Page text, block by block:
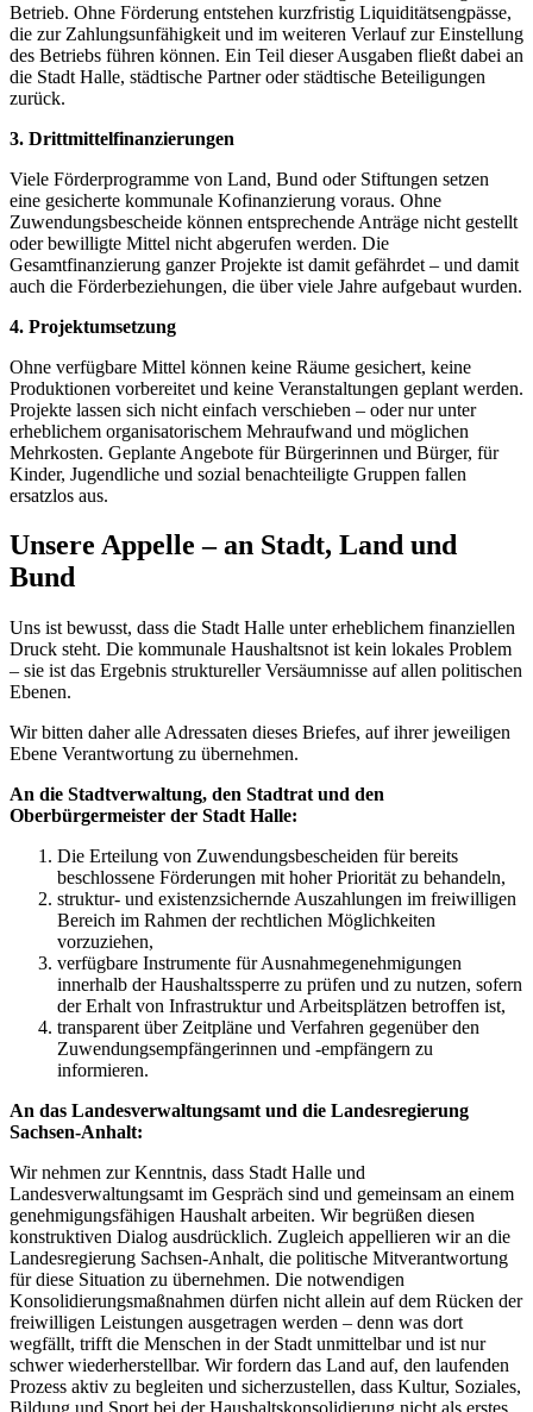
Betrieb. Ohne Förderung entstehen kurzfristig Liquiditätsengpässe,
die zur Zahlungsunfähigkeit und im weiteren Verlauf zur Einstellung
des Betriebs führen können. Ein Teil dieser Ausgaben fließt dabei an
die Stadt Halle, städtische Partner oder städtische Beteiligungen
zurück.
3. Drittmittelfinanzierungen
Viele Förderprogramme von Land, Bund oder Stiftungen setzen
eine gesicherte kommunale Kofinanzierung voraus. Ohne
Zuwendungsbescheide können entsprechende Anträge nicht gestellt
oder bewilligte Mittel nicht abgerufen werden. Die
Gesamtfinanzierung ganzer Projekte ist damit gefährdet – und damit
auch die Förderbeziehungen, die über viele Jahre aufgebaut wurden.
4. Projektumsetzung
Ohne verfügbare Mittel können keine Räume gesichert, keine
Produktionen vorbereitet und keine Veranstaltungen geplant werden.
Projekte lassen sich nicht einfach verschieben – oder nur unter
erheblichem organisatorischem Mehraufwand und möglichen
Mehrkosten. Geplante Angebote für Bürgerinnen und Bürger, für
Kinder, Jugendliche und sozial benachteiligte Gruppen fallen
ersatzlos aus.
Unsere Appelle – an Stadt, Land und
Bund
Uns ist bewusst, dass die Stadt Halle unter erheblichem finanziellen
Druck steht. Die kommunale Haushaltsnot ist kein lokales Problem
– sie ist das Ergebnis struktureller Versäumnisse auf allen politischen
Ebenen.
Wir bitten daher alle Adressaten dieses Briefes, auf ihrer jeweiligen
Ebene Verantwortung zu übernehmen.
An die Stadtverwaltung, den Stadtrat und den
Oberbürgermeister der Stadt Halle:
Die Erteilung von Zuwendungsbescheiden für bereits
beschlossene Förderungen mit hoher Priorität zu behandeln,
struktur- und existenzsichernde Auszahlungen im freiwilligen
Bereich im Rahmen der rechtlichen Möglichkeiten
vorzuziehen,
verfügbare Instrumente für Ausnahmegenehmigungen
innerhalb der Haushaltssperre zu prüfen und zu nutzen, sofern
der Erhalt von Infrastruktur und Arbeitsplätzen betroffen ist,
transparent über Zeitpläne und Verfahren gegenüber den
Zuwendungsempfängerinnen und -empfängern zu
informieren.
An das Landesverwaltungsamt und die Landesregierung
Sachsen-Anhalt:
Wir nehmen zur Kenntnis, dass Stadt Halle und
Landesverwaltungsamt im Gespräch sind und gemeinsam an einem
genehmigungsfähigen Haushalt arbeiten. Wir begrüßen diesen
konstruktiven Dialog ausdrücklich. Zugleich appellieren wir an die
Landesregierung Sachsen-Anhalt, die politische Mitverantwortung
für diese Situation zu übernehmen. Die notwendigen
Konsolidierungsmaßnahmen dürfen nicht allein auf dem Rücken der
freiwilligen Leistungen ausgetragen werden – denn was dort
wegfällt, trifft die Menschen in der Stadt unmittelbar und ist nur
schwer wiederherstellbar. Wir fordern das Land auf, den laufenden
Prozess aktiv zu begleiten und sicherzustellen, dass Kultur, Soziales,